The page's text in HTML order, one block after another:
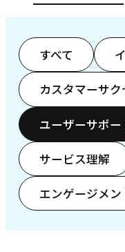
すべて
カスタマーサ
ユーザーサポー
サービス理解
エンゲージメン